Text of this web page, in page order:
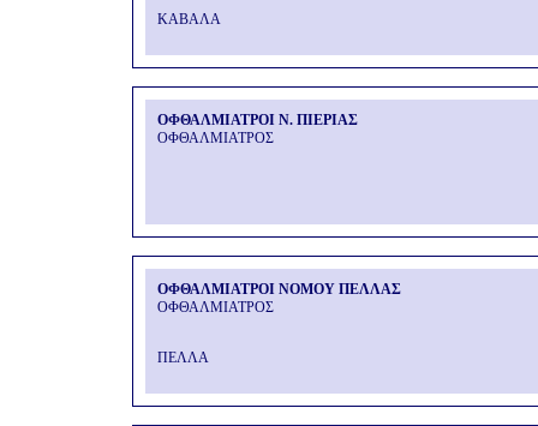
ΚΑΒΑΛΑ
ΟΦΘΑΛΜΙΑΤΡΟΙ Ν. ΠΙΕΡΙΑΣ
ΟΦΘΑΛΜΙΑΤΡΟΣ
ΟΦΘΑΛΜΙΑΤΡΟΙ ΝΟΜΟΥ ΠΕΛΛΑΣ
ΟΦΘΑΛΜΙΑΤΡΟΣ
ΠΕΛΛΑ